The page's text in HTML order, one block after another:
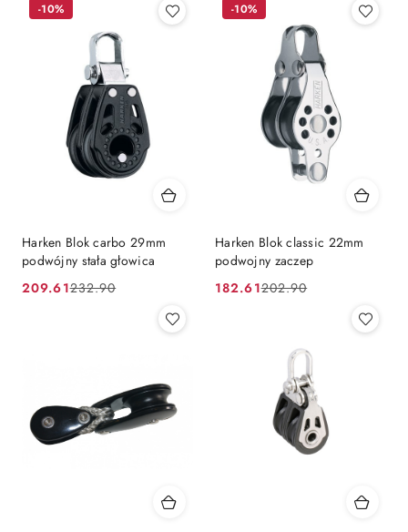
Harken Blok carbo 29mm
podwójny stała głowica
Cena
209.61
Cena
232.90
-10%
Harken Blok classic 22mm
podwojny zaczep
Cena
182.61
Cena
202.90
-10%